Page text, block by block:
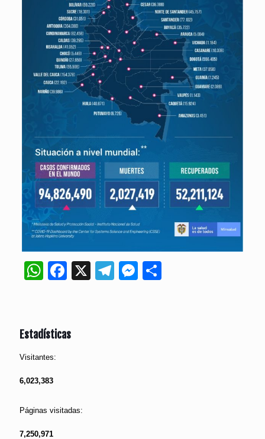
WhatsApp
Facebook
X Telegram
Messenger
Estadísticas
Visitantes:
6,023,383
Páginas visitadas:
7,250,971